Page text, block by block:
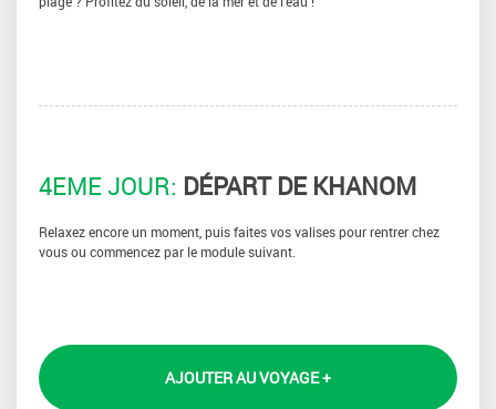
4EME JOUR: DÉPART DE KHANOM
Relaxez encore un moment, puis faites vos valises pour rentrer chez
vous ou commencez par le module suivant.
AJOUTER AU VOYAGE +